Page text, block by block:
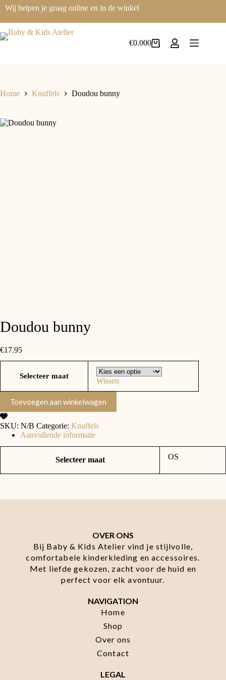
Wij helpen je graag online en in de winkel
€0.000
Home Knuffels Doudou bunny
Doudou bunny
€17.95
Selecteer maat
Wissen
Toevoegen aan winkelwagen
SKU: N/B Categorie: Knuffels
Aanvullende informatie
Selecteer maat OS
OVER ONS
Bij Baby & Kids Atelier vind je stijlvolle,
comfortabele kinderkleding en accessoires.
Met liefde gekozen, zacht voor de huid en
perfect voor elk avontuur.
NAVIGATION
Home
Shop
Over ons
Contact
LEGAL